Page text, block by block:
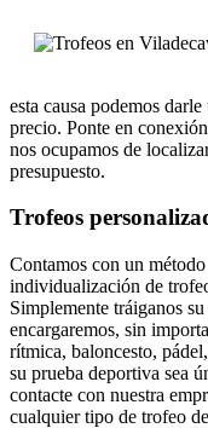
esta causa podemos
precio. Ponte en
nos ocupamos de
presupuesto.
Trofeos
Contamos con un
individualización de
Simplemente tráiganos
encargaremos, sin
rítmica, baloncesto,
su prueba deportiva sea
contacte con nuestra
cualquier tipo de trofeo